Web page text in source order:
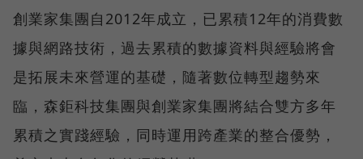
創業家集團自2012年成立，已累積12年的消費數
據與網路技術，過去累積的數據資料與經驗將會
是拓展未來營運的基礎，隨著數位轉型趨勢來
臨，森鉅科技集團與創業家集團將結合雙方多年
累積之實踐經驗，同時運用跨產業的整合優勢，